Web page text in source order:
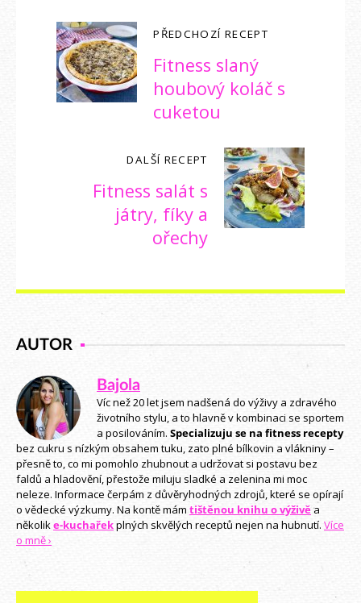
PŘEDCHOZÍ RECEPT
Fitness slaný
houbový koláč s
cuketou
DALŠÍ RECEPT
Fitness salát s
játry, fíky a
ořechy
AUTOR
Bajola
Víc než 20 let jsem nadšená do výživy a zdravého
životního stylu, a to hlavně v kombinaci se sportem
a posilováním. Specializuju se na fitness recepty
bez cukru s nízkým obsahem tuku, zato plné bílkovin a vlákniny –
přesně to, co mi pomohlo zhubnout a udržovat si postavu bez
faldů a hladovění, přestože miluju sladké a zelenina mi moc
neleze. Informace čerpám z důvěryhodných zdrojů, které se opírají
o vědecké výzkumy. Na kontě mám tištěnou knihu o výživěa
několike-kuchařekplných skvělých receptů nejen na hubnutí. Více
o mně ›